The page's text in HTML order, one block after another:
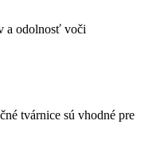
a odolnosť voči
tvárnice sú vhodné pre